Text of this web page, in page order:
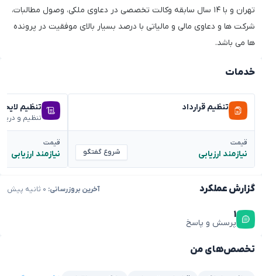
تهران و با ۱۴ سال سابقه وکالت تخصصی در دعاوی ملکی، وصول مطالبات،
شرکت ها و دعاوی مالی و مالیاتی با درصد بسیار بالای موفقیت در پرونده
ها می باشد.
گزارش عملکرد آخرین بروزرسانی:
۱
پرسش و پاسخ
تخصص‌های من
خدمات
تنظیم قرارداد
قیمت
نیازمند ارزیابی شروع گفتگو
تنظیم لایحه
تنظیم و
قیمت
نیازمند ارزیابی